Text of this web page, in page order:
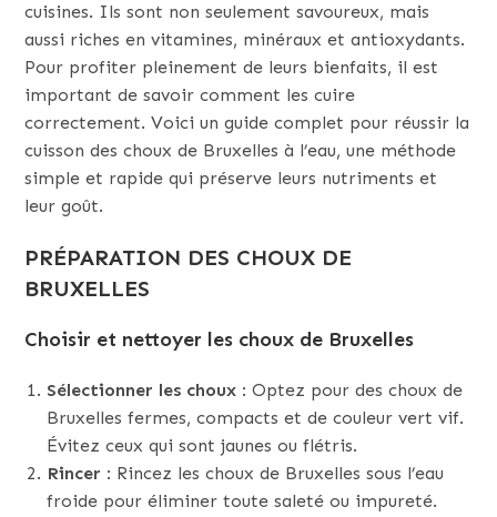
cuisines. Ils sont non seulement savoureux, mais
aussi riches en vitamines, minéraux et antioxydants.
Pour profiter pleinement de leurs bienfaits, il est
important de savoir comment les cuire
correctement. Voici un guide complet pour réussir la
cuisson des choux de Bruxelles à l’eau, une méthode
simple et rapide qui préserve leurs nutriments et
leur goût.
PRÉPARATION DES CHOUX DE
BRUXELLES
Choisir et nettoyer les choux de Bruxelles
Sélectionner les choux : Optez pour des choux de
Bruxelles fermes, compacts et de couleur vert vif.
Évitez ceux qui sont jaunes ou flétris.
Rincer : Rincez les choux de Bruxelles sous l’eau
froide pour éliminer toute saleté ou impureté.